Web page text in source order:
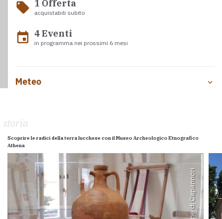
local_offer 1 Offerta
acquistabili subito
event 4 Eventi
in programma nei prossimi 6 mesi
Meteo
storia
Scoprire le radici della terra lucchese con il Museo Archeologico Etnografico
Athena